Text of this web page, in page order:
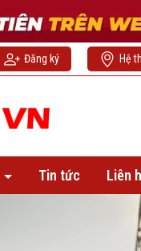
Đăng ký Hệ
Tin tức Liên